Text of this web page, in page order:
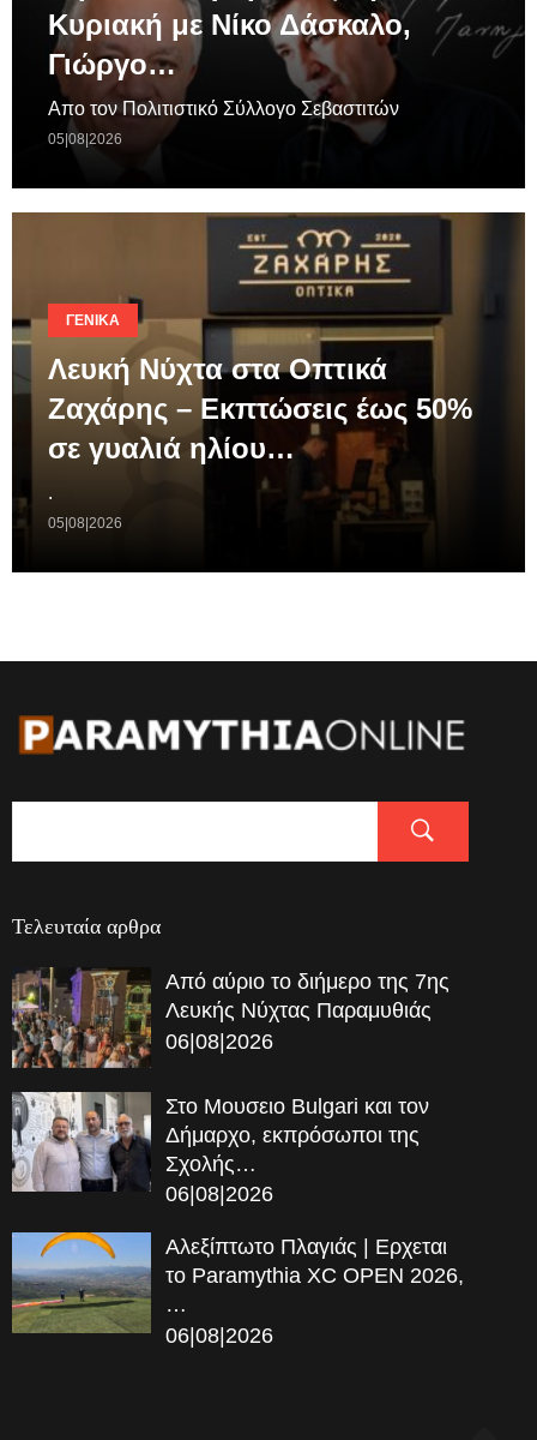
Κυριακή με Νίκο Δάσκαλο,
Γιώργο…
Απο τον Πολιτιστικό Σύλλογο Σεβαστιτών
05|08|2026
ΓΕΝΙΚΆ
Λευκή Νύχτα στα Οπτικά
Ζαχάρης – Εκπτώσεις έως 50%
σε γυαλιά ηλίου…
.
05|08|2026
Τελευταία αρθρα
Από αύριο το διήμερο της 7ης
Λευκής Νύχτας Παραμυθιάς
06|08|2026
Στο Μουσειο Bulgari και τον
Δήμαρχο, εκπρόσωποι της
Σχολής…
06|08|2026
Αλεξίπτωτο Πλαγιάς | Ερχεται
το Paramythia XC OPEN 2026,
…
06|08|2026